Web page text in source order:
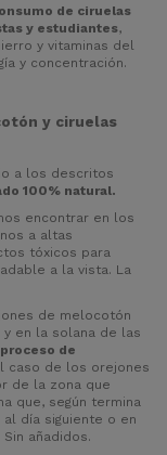
de ciruelas
y estudiantes,
y vitaminas del
y concentración.
y ciruelas
a los descritos
100% natural.
encontrar en los
a altas
tóxicos para
a la vista. La
de melocotón
en la solana de las
de
caso de los orejones
de la zona que
que, según termina
día siguiente o en
añadidos.